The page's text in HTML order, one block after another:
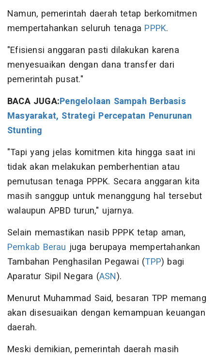
Namun, pemerintah daerah tetap berkomitmen
mempertahankan seluruh tenaga PPPK.
"Efisiensi anggaran pasti dilakukan karena
menyesuaikan dengan dana transfer dari
pemerintah pusat."
BACA JUGA:Pengelolaan Sampah Berbasis
Masyarakat, Strategi Percepatan Penurunan
Stunting
"Tapi yang jelas komitmen kita hingga saat ini
tidak akan melakukan pemberhentian atau
pemutusan tenaga PPPK. Secara anggaran kita
masih sanggup untuk menanggung hal tersebut
walaupun APBD turun," ujarnya.
Selain memastikan nasib PPPK tetap aman,
Pemkab Berau juga berupaya mempertahankan
Tambahan Penghasilan Pegawai (TPP) bagi
Aparatur Sipil Negara (ASN).
Menurut Muhammad Said, besaran TPP memang
akan disesuaikan dengan kemampuan keuangan
daerah.
Meski demikian, pemerintah daerah masih